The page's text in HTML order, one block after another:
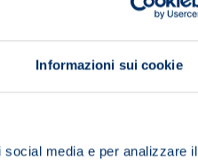
Informazioni sui cookie
media e per analizzare il